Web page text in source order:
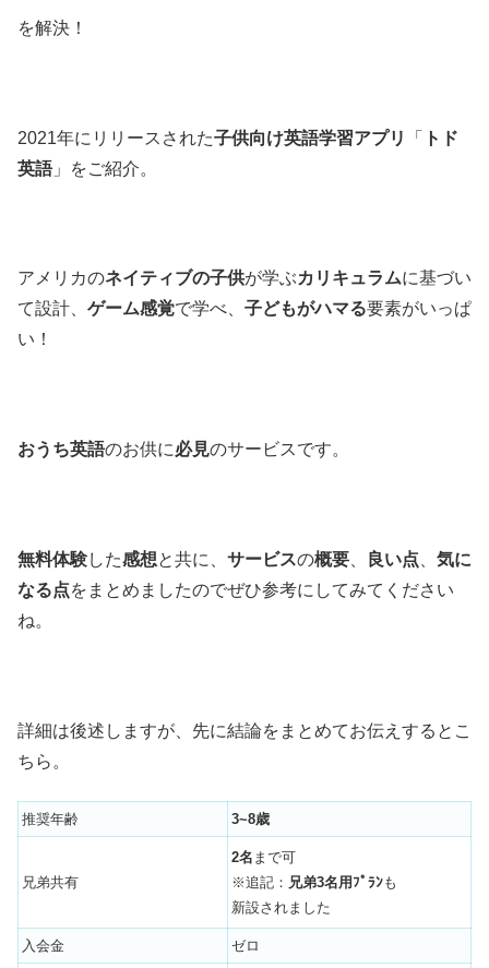
を解決！
2021年にリリースされた子供向け英語学習アプリ 「
トド
英語」をご紹介。
アメリカのネイティブの子供が学ぶカリキュラムに基づい
て設計、 ゲーム感覚で学べ、 子どもがハマる要素がいっぱ
い！
おうち英語のお供に必見のサービスです。
無料体験した感想と共に、 サービスの概要 良い点
気に
なる点をまとめましたのでぜひ参考にしてみてください
ね。
詳細は後述しますが、先に結論をまとめてお伝えするとこ
ちら。
推奨年齢 3~8歳
兄弟共有
2名 まで可
※追記： 兄弟3名用ﾌﾟﾗﾝも
新設されました
入会金 ゼロ